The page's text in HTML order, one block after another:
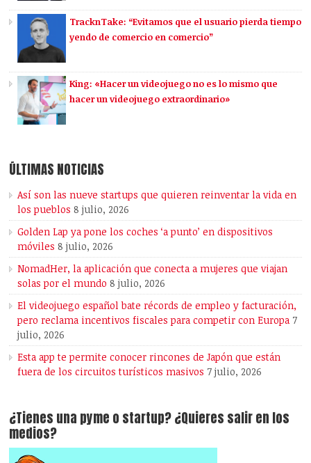
TracknTake: “Evitamos que el usuario pierda tiempo
yendo de comercio en comercio”
King: «Hacer un videojuego no es lo mismo que
hacer un videojuego extraordinario»
ÚLTIMAS NOTICIAS
Así son las nueve startups que quieren reinventar la vida en
los pueblos 8 julio, 2026
Golden Lap ya pone los coches ‘a punto’ en dispositivos
móviles 8 julio, 2026
NomadHer, la aplicación que conecta a mujeres que viajan
solas por el mundo 8 julio, 2026
El videojuego español bate récords de empleo y facturación,
pero reclama incentivos fiscales para competir con Europa 7
julio, 2026
Esta app te permite conocer rincones de Japón que están
fuera de los circuitos turísticos masivos 7 julio, 2026
¿Tienes una pyme o startup? ¿Quieres salir en los
medios?